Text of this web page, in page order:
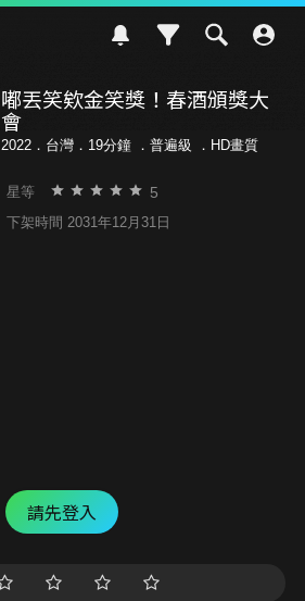
嘟丟笑欸金笑獎！春酒頒獎大
會
2022．台灣．19分鐘 ． 普遍級 ．HD畫質
星等 5
下架時間 2031年12月31日
請先登入